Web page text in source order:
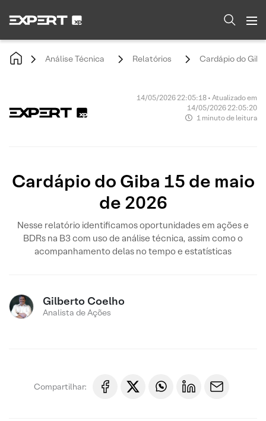
Análise Técnica Relatórios Cardápio do
14/05/2026 22:05:18 • Atualizado em
14/05/2026 22:05:20
1 minuto de leitura
Cardápio do Giba 15 de maio
de 2026
Nesse relatório identificamos oportunidades em ações e
BDRs na B3 com uso de análise técnica, assim como o
acompanhamento delas no tempo e estatísticas
Gilberto Coelho
Analista de Ações
Compartilhar: